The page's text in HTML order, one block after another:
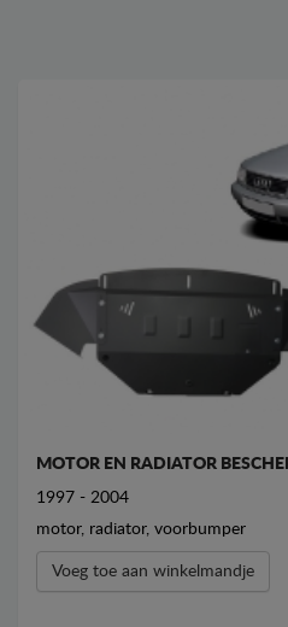
MOTOR EN RADIATOR
1997 - 2004
motor, radiator, voorbumper
Voeg toe aan winkelmandje